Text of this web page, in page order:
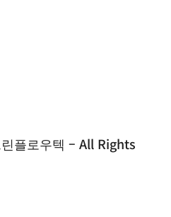
플로우텍 – All Rights